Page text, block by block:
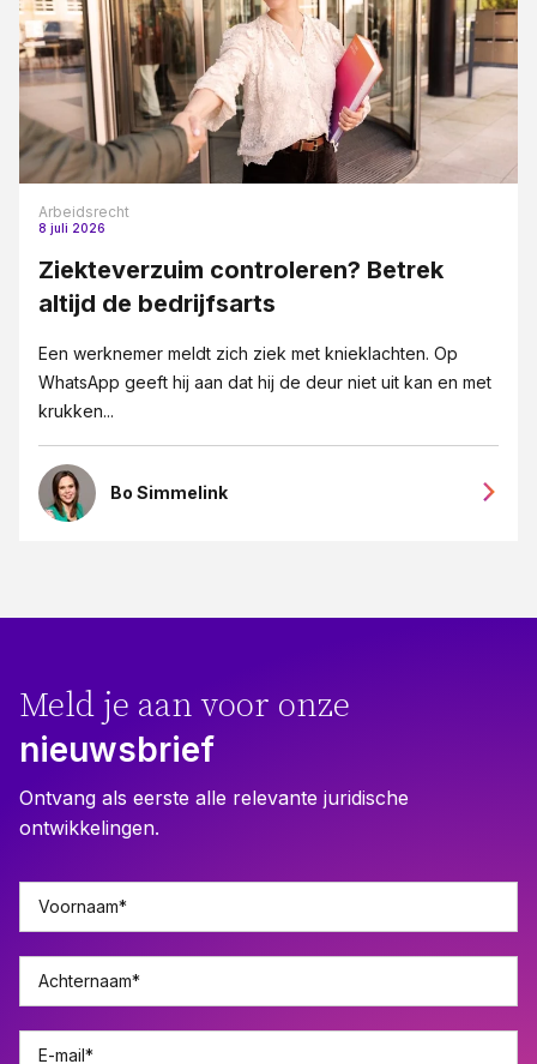
Arbeidsrecht
8 juli 2026
Ziekteverzuim controleren? Betrek
altijd de bedrijfsarts
Een werknemer meldt zich ziek met knieklachten. Op
WhatsApp geeft hij aan dat hij de deur niet uit kan en met
krukken...
Bo Simmelink
Meld je aan voor onze
nieuwsbrief
Ontvang als eerste alle relevante juridische
ontwikkelingen.
Voornaam*
Achternaam*
E-mail*